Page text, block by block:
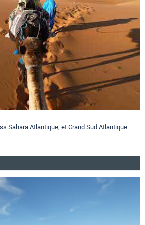
Sahara Atlantique, et Grand Sud Atlantique